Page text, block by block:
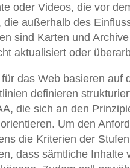
oder Videos, die vor
außerhalb des
sind Karten und
aktualisiert oder
das Web basieren auf
definieren
die sich an den
Um den
die Kriterien der
dass sämtliche Inhalte